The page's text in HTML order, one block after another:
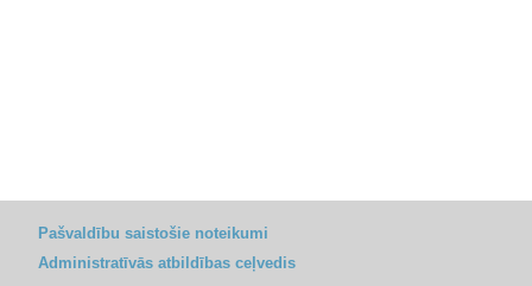
Pašvaldību saistošie noteikumi
Administratīvās atbildības ceļvedis